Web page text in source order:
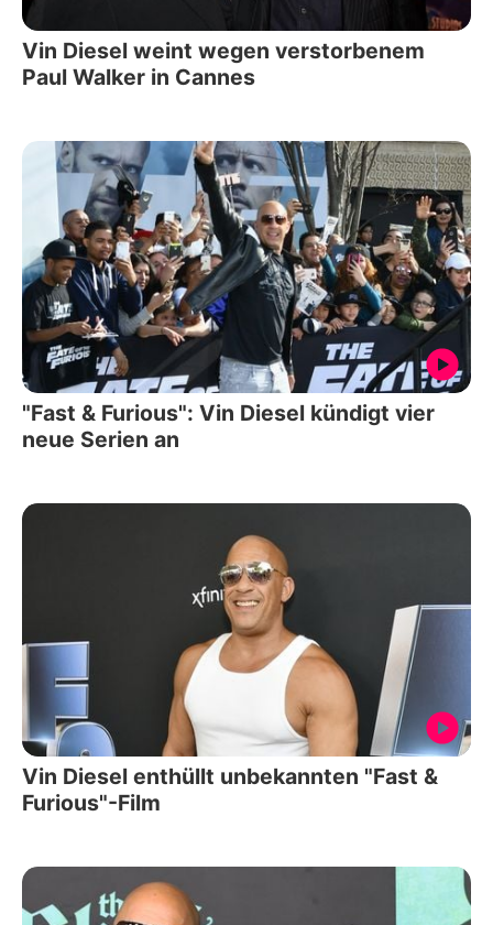
Vin Diesel weint wegen verstorbenem
Paul Walker in Cannes
"Fast & Furious": Vin Diesel kündigt vier
neue Serien an
Vin Diesel enthüllt unbekannten "Fast &
Furious"-Film